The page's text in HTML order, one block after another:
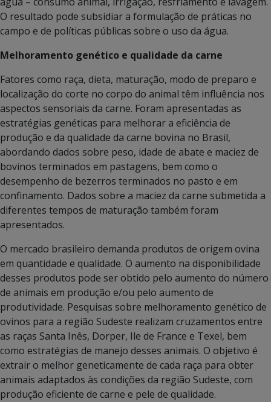
O resultado pode subsidiar a formulação de práticas no
campo e de políticas públicas sobre o uso da água.
Melhoramento genético e qualidade da carne
Fatores como raça, dieta, maturação, modo de preparo e
localização do corte no corpo do animal têm influência nos
aspectos sensoriais da carne. Foram apresentadas as
estratégias genéticas para melhorar a eficiência de
produção e da qualidade da carne bovina no Brasil,
abordando dados sobre peso, idade de abate e maciez de
bovinos terminados em pastagens, bem como o
desempenho de bezerros terminados no pasto e em
confinamento. Dados sobre a maciez da carne submetida a
diferentes tempos de maturação também foram
apresentados.
O mercado brasileiro demanda produtos de origem ovina
em quantidade e qualidade. O aumento na disponibilidade
desses produtos pode ser obtido pelo aumento do número
de animais em produção e/ou pelo aumento de
produtividade. Pesquisas sobre melhoramento genético de
ovinos para a região Sudeste realizam cruzamentos entre
as raças Santa Inês, Dorper, Ile de France e Texel, bem
como estratégias de manejo desses animais. O objetivo é
extrair o melhor geneticamente de cada raça para obter
animais adaptados às condições da região Sudeste, com
produção eficiente de carne e pele de qualidade.